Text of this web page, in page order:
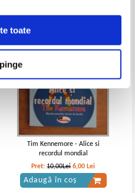
toate
Tim Kennemore - Alice si
recordul mondial
Pret:10,00Lei 6,00 Lei
Adaugă în coș